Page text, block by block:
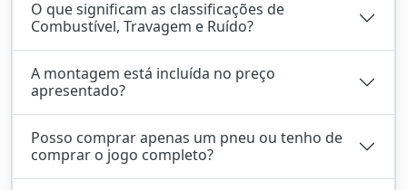
O que significam as classificações de
Combustível, Travagem e Ruído?
A montagem está incluída no preço
apresentado?
Posso comprar apenas um pneu ou tenho de
comprar o jogo completo?